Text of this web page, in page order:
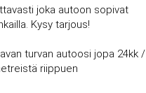
joka autoon sopivat
Kysy tarjous!
turvan autoosi jopa 24kk /
riippuen